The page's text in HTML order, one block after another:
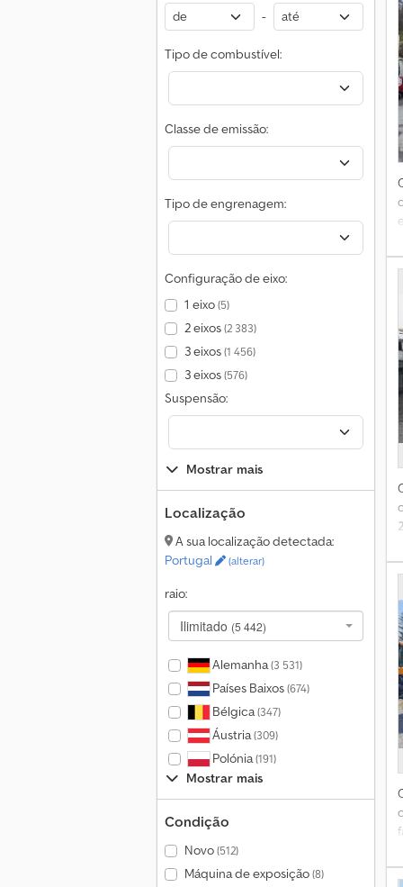
-
Tipo de combustível:
Classe de emissão:
Tipo de engrenagem:
Configuração de eixo:
1 eixo(5)
2 eixos(2 383)
3 eixos(1 456)
3 eixos(576)
Suspensão:
Mostrar mais
Localização
A sua localização detectada:
Portugal
(alterar)
raio:
Ilimitado (5 442)
Alemanha(3 531)
Países Baixos(674)
Bélgica(347)
Áustria(309)
Polónia(191)
Mostrar mais
Condição
Novo(512)
Máquina de exposição(8)